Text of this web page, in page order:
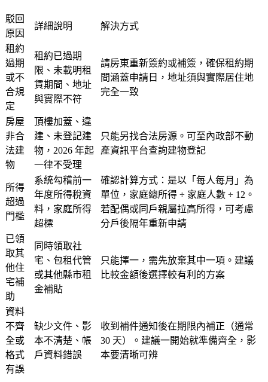
駁回
原因
詳細說明 解決方式
租約
過期
或不
合規
定
租約已過期
限、未載明租
賃期間、地址
與實際不符
請房東重新簽約或補簽，確保租約期
間涵蓋申請日，地址須與實際居住地
完全一致
房屋
非合
法建
物
頂樓加蓋、違
建、未登記建
物，2026 年起
一律不受理
只能另找合法房源。可至內政部不動
產資訊平台查詢建物登記
所得
超過
門檻
系統勾稽前一
年度所得稅資
料，家庭所得
超標
確認計算方式：是以「每人每月」為
單位，家庭總所得 ÷ 家庭人數 ÷ 12。
若配偶或同戶親屬拉高所得，可考慮
分戶後隔年重新申請
已領
取其
他住
宅補
助
同時領取社
宅、包租代管
或其他縣市租
金補貼
只能擇一，需先放棄其中一項。建議
比較金額後選擇較有利的方案
資料
不齊
全或
格式
有誤
缺少文件、影
本不清楚、帳
戶資料錯誤
收到補件通知後在期限內補正（通常
30 天）。建議一開始就準備齊全，影
本要清晰可辨